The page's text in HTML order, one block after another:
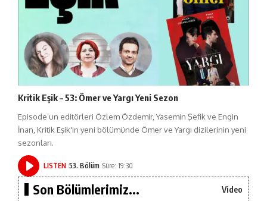
Kritik Eşik – 53: Ömer ve Yargı Yeni Sezon
Episode’un editörleri Özlem Özdemir, Yasemin Şefik ve Engin
İnan, Kritik Eşik'in yeni bölümünde Ömer ve Yargı dizilerinin yeni
sezonları.
LISTEN 53. Bölüm Süre: 19:30
Son Bölümlerimiz... Video